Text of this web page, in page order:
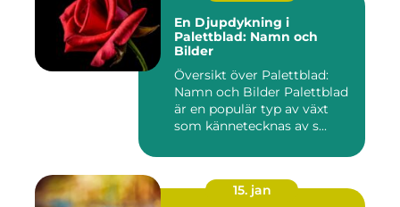
En Djupdykning i
Palettblad: Namn och
Bilder
Översikt över Palettblad:
Namn och Bilder Palettblad
är en populär typ av växt
som kännetecknas av s...
15. jan